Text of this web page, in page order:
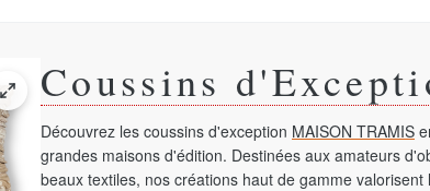
Coussins
Découvrez les coussins d'exception MAISON TRAMIS
grandes maisons d'édition. Destinées aux amateurs
beaux textiles, nos créations haut de gamme valorisent